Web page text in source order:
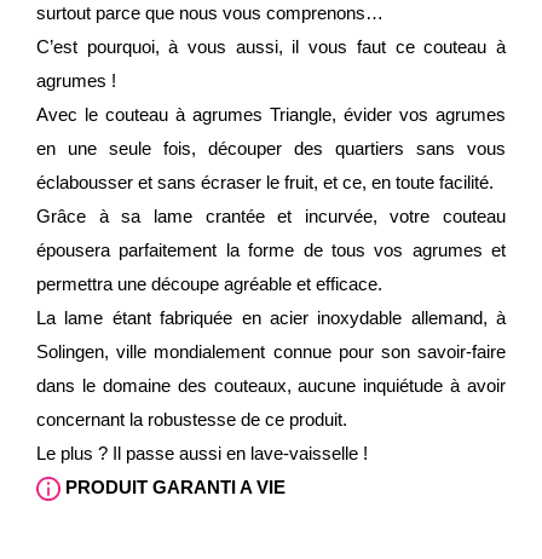
surtout parce que nous vous comprenons…
C’est pourquoi, à vous aussi, il vous faut ce couteau à
agrumes !
Avec le couteau à agrumes Triangle, évider vos agrumes
en une seule fois, découper des quartiers sans vous
éclabousser et sans écraser le fruit, et ce, en toute facilité.
Grâce à sa lame crantée et incurvée, votre couteau
épousera parfaitement la forme de tous vos agrumes et
permettra une découpe agréable et efficace.
La lame étant fabriquée en acier inoxydable allemand, à
Solingen, ville mondialement connue pour son savoir-faire
dans le domaine des couteaux, aucune inquiétude à avoir
concernant la robustesse de ce produit.
Le plus ? Il passe aussi en lave-vaisselle !
PRODUIT GARANTI A VIE